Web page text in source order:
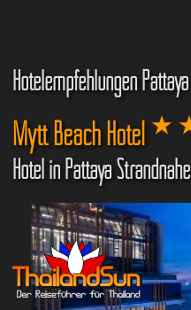
Hotelempfehlungen Pattaya
Mytt Beach Hotel
Hotel in Pattaya Strandnähe